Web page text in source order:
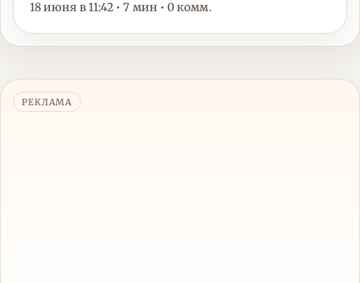
18 июня в 11:42 • 7 мин • 0 комм.
РЕКЛАМА